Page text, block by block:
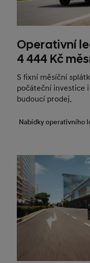
Operativní
4 444 Kč
S fixní měsíční
počáteční investice
budoucí prodej.
Nabídky operativního